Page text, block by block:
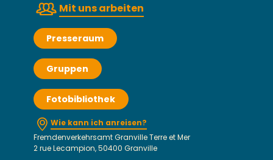
Mit uns arbeiten
Presseraum
Gruppen
Fotobibliothek
Wie kann ich anreisen?
Fremdenverkehrsamt Granville Terre et Mer
2 rue Lecampion, 50400 Granville